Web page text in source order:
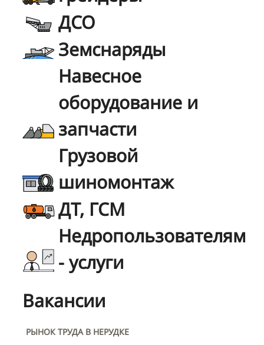
ДСО
Земснаряды
Навесное
оборудование и
запчасти
Грузовой
шиномонтаж
ДТ, ГСМ
Недропользователям
- услуги
Вакансии
РЫНОК ТРУДА В НЕРУДКЕ